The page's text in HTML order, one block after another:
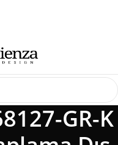
3 Taksit Fırsatı
GR-K